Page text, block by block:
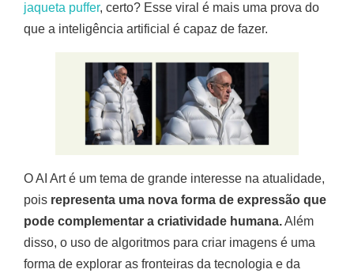
jaqueta puffer, certo? Esse viral é mais uma prova do
que a inteligência artificial é capaz de fazer.
O AI Art é um tema de grande interesse na atualidade,
pois representa uma nova forma de expressão que
pode complementar a criatividade humana.Além
disso, o uso de algoritmos para criar imagens é uma
forma de explorar as fronteiras da tecnologia e da